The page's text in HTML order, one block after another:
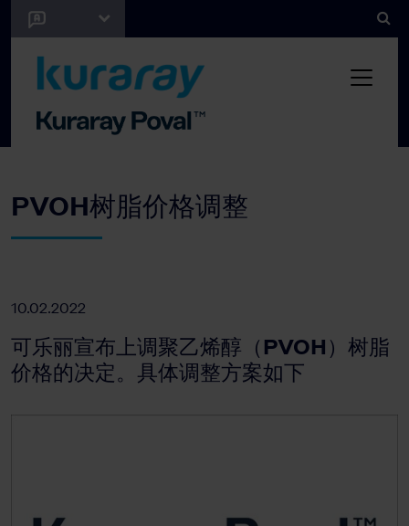
PVOH树脂价格调整
10.02.2022
可乐丽宣布上调聚乙烯醇（PVOH）树脂
价格的决定。具体调整方案如下